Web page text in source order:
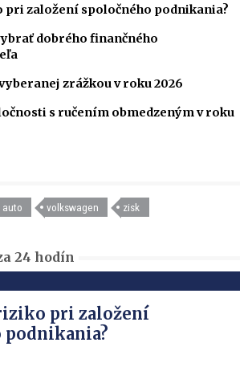
založení spoločného podnikania?
dobrého finančného
zrážkou v roku 2026
s ručením obmedzeným v roku
auto volkswagen zisk
24 hodín
pri založení
podnikania?